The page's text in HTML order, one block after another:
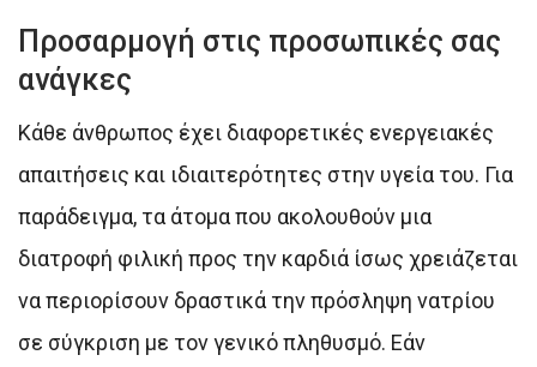
Προσαρμογή στις προσωπικές σας
ανάγκες
Κάθε άνθρωπος έχει διαφορετικές ενεργειακές
απαιτήσεις και ιδιαιτερότητες στην υγεία του. Για
παράδειγμα, τα άτομα που ακολουθούν μια
διατροφή φιλική προς την καρδιά ίσως χρειάζεται
να περιορίσουν δραστικά την πρόσληψη νατρίου
σε σύγκριση με τον γενικό πληθυσμό. Εάν